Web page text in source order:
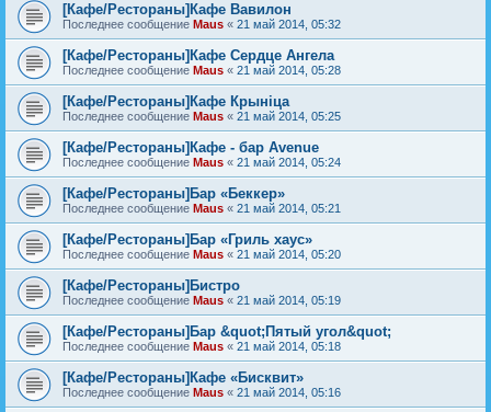
[Кафе/Рестораны]Кафе Вавилон
Последнее сообщение Maus « 21 май 2014, 05:32
[Кафе/Рестораны]Кафе Сердце Ангела
Последнее сообщение Maus « 21 май 2014, 05:28
[Кафе/Рестораны]Кафе Крыніца
Последнее сообщение Maus « 21 май 2014, 05:25
[Кафе/Рестораны]Кафе - бар Avenue
Последнее сообщение Maus « 21 май 2014, 05:24
[Кафе/Рестораны]Бар «Беккер»
Последнее сообщение Maus « 21 май 2014, 05:21
[Кафе/Рестораны]Бар «Гриль хаус»
Последнее сообщение Maus « 21 май 2014, 05:20
[Кафе/Рестораны]Бистро
Последнее сообщение Maus « 21 май 2014, 05:19
[Кафе/Рестораны]Бар &quot;Пятый угол&quot;
Последнее сообщение Maus « 21 май 2014, 05:18
[Кафе/Рестораны]Кафе «Бисквит»
Последнее сообщение Maus « 21 май 2014, 05:16